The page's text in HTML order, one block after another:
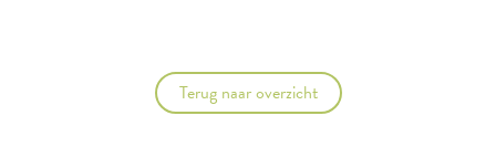
Terug naar overzicht